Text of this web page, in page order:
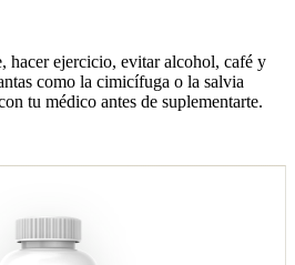
hacer ejercicio, evitar alcohol, café y
como la cimicífuga o la salvia
tu médico antes de suplementarte.